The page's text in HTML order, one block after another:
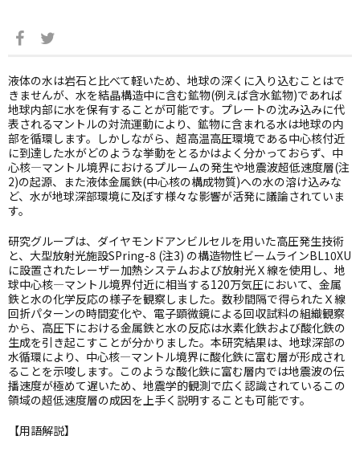
液体の水は岩石と比べて軽いため、地球の深くに入り込むことはで
きませんが、水を結晶構造中に含む鉱物(例えば含水鉱物)であれば
地球内部に水を保有することが可能です。プレートの沈み込みに代
表されるマントルの対流運動により、鉱物に含まれる水は地球の内
部を循環します。しかしながら、超高温高圧環境である中心核付近
に到達した水がどのような挙動をとるかはよく分かっておらず、中
心核―マントル境界におけるプルームの発生や地震波超低速度層(注
2)の起源、また液体金属鉄(中心核の構成物質)への水の溶け込みな
ど、水が地球深部環境に及ぼす様々な影響が活発に議論されていま
す。
研究グループは、ダイヤモンドアンビルセルを用いた高圧発生技術
と、大型放射光施設SPring-8 (注3) の構造物性ビームラインBL10XU
に設置されたレーザー加熱システムおよび放射光Ｘ線を使用し、地
球中心核―マントル境界付近に相当する120万気圧において、金属
鉄と水の化学反応の様子を観察しました。数秒間隔で得られたＸ線
回折パターンの時間変化や、電子顕微鏡による回収試料の組織観察
から、高圧下における金属鉄と水の反応は水素化鉄および酸化鉄の
生成を引き起こすことが分かりました。本研究結果は、地球深部の
水循環により、中心核―マントル境界に酸化鉄に富む層が形成され
ることを示唆します。このような酸化鉄に富む層内では地震波の伝
播速度が極めて遅いため、地震学的観測で広く認識されているこの
領域の超低速度層の成因を上手く説明することも可能です。
【用語解説】